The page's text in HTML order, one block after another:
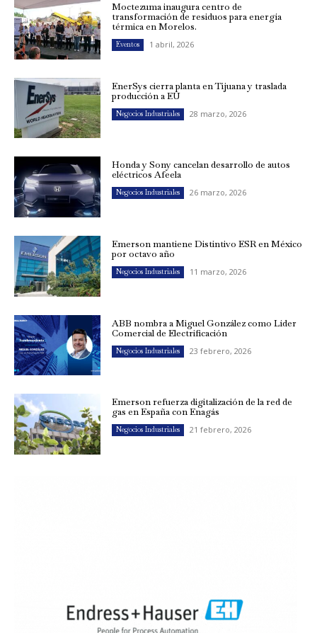
Moctezuma inaugura centro de
transformación de residuos para energía
térmica en Morelos.
Eventos 1 abril, 2026
EnerSys cierra planta en Tijuana y traslada
producción a EU
Negocios Industriales 28 marzo, 2026
Honda y Sony cancelan desarrollo de autos
eléctricos Afeela
Negocios Industriales 26 marzo, 2026
Emerson mantiene Distintivo ESR en México
por octavo año
Negocios Industriales 11 marzo, 2026
ABB nombra a Miguel González como Líder
Comercial de Electrificación
Negocios Industriales 23 febrero, 2026
Emerson refuerza digitalización de la red de
gas en España con Enagás
Negocios Industriales 21 febrero, 2026